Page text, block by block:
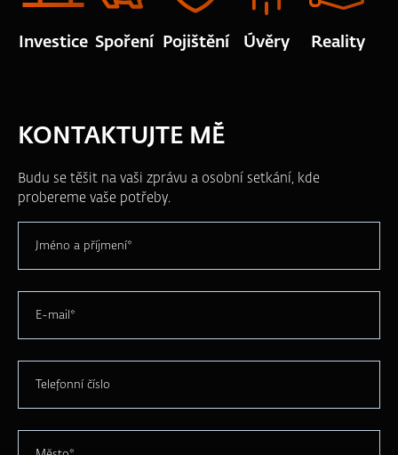
Investice Spoření Pojištění Úvěry Reality
KONTAKTUJTE MĚ
Budu se těšit na vaši zprávu a osobní setkání, kde
probereme vaše potřeby.
Jméno a příjmení*
E-mail*
Telefonní číslo